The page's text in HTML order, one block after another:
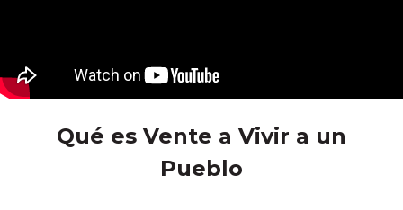
Qué es Vente a Vivir a un
Pueblo